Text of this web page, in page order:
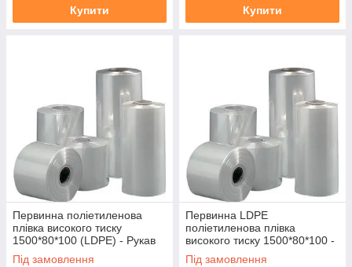
ПЕРВИННА
ПОЛІЕТИЛЕНОВА
Полімерний термопластичний
матеріал, який
використовується у будівництві,
сільському господарстві, для
упаковки харчових продуктів.
Підходить для автоматичних
ліній і ручної розфасовки.
Купити Купити
Первинна поліетиленова
плівка високого тиску
1500*80*100 (LDPE) - Рукав
прозорий (ОРД)
Під замовлення
Первинна LDPE
поліетиленова плівка
високого тиску 1500*80*100 -
Рукав прозорий (ОРД)
Під замовлення